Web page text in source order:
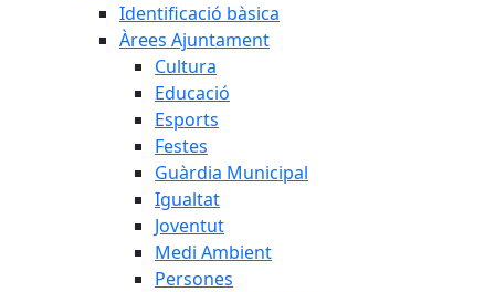
Identificació bàsica
Àrees Ajuntament
Cultura
Educació
Esports
Festes
Guàrdia Municipal
Igualtat
Joventut
Medi Ambient
Persones